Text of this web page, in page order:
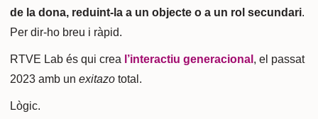
de la dona, reduint-la a un objecte o a un rol secundari.
Per dir-ho breu i ràpid.
RTVE Lab és qui crea l’interactiu generacional , el passat
2023 amb un exitazo total.
Lògic.